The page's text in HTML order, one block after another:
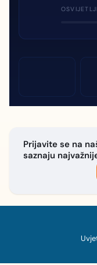
Prijavite se na
saznaju